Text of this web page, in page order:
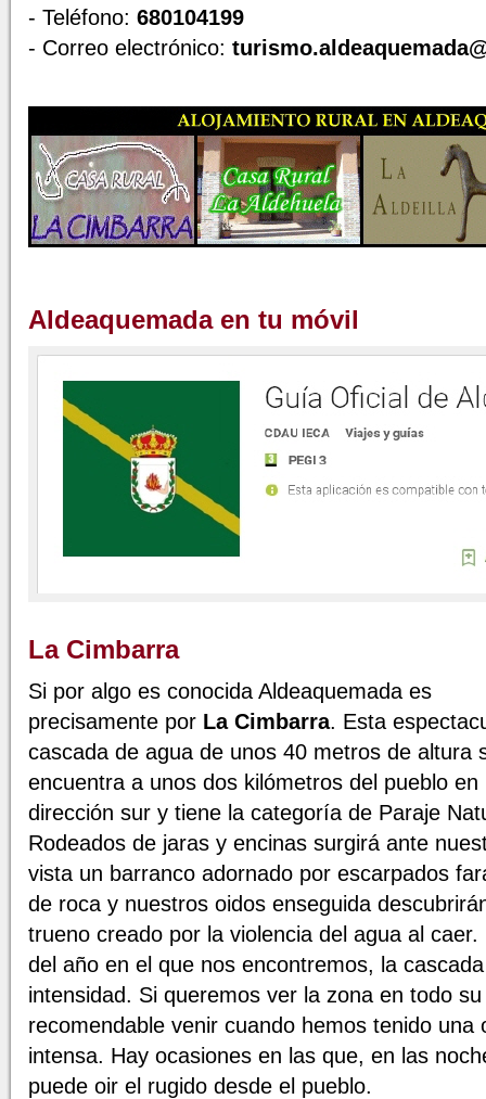
- Teléfono: 680104199
- Correo electrónico:
Aldeaquemada en tu móvil
La Cimbarra
Si por algo es conocida Aldeaquemada es
precisamente por La Cimbarra. Esta
cascada de agua de unos 40 metros de altura
encuentra a unos dos kilómetros del pueblo en
dirección sur y tiene la categoría de Paraje
Rodeados de jaras y encinas surgirá ante
vista un barranco adornado por escarpados
de roca y nuestros oidos enseguida
trueno creado por la violencia del agua al
del año en el que nos encontremos, la
intensidad. Si queremos ver la zona en todo
recomendable venir cuando hemos tenido una
intensa. Hay ocasiones en las que, en las
puede oir el rugido desde el pueblo.